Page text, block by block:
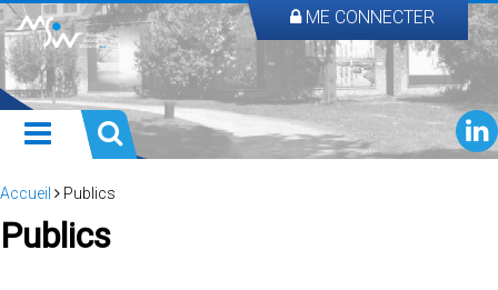
ME CONNECTER
Accueil Publics
Publics